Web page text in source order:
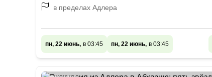
в пределах Адлера
пн, 22 июнь, в 03:45 пн, 22 июнь, в 03:45